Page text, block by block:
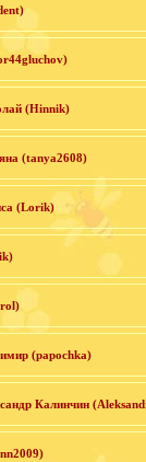
(Hinnik)
(tanya2608)
(Lorik)
(papochka)
Калинчин